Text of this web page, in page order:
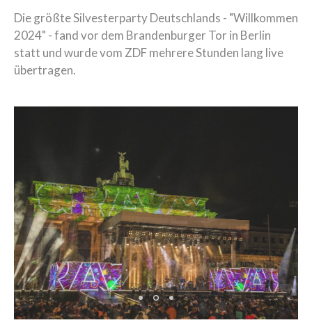
Die größte Silvesterparty Deutschlands - "Willkommen
2024" - fand vor dem Brandenburger Tor in Berlin
statt und wurde vom ZDF mehrere Stunden lang live
übertragen.